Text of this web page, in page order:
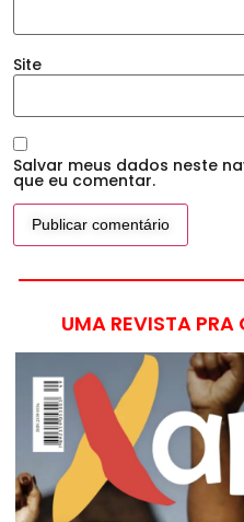
Site
Salvar meus dados neste
que eu comentar.
UMA REVISTA